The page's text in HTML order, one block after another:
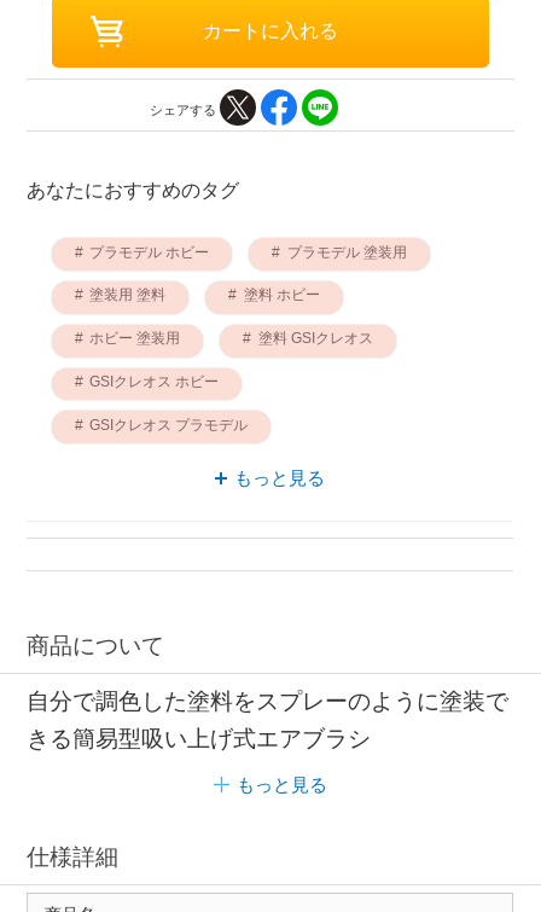
シェアする
あなたにおすすめのタグ
プラモデル ホビー プラモデル 塗装用
塗装用 塗料 塗料 ホビー
ホビー 塗装用 塗料 GSIクレオス
GSIクレオス ホビー
GSIクレオス プラモデル
塗装用 ブラシ
もっと見る
商品について
自分で調色した塗料をスプレーのように塗装で
きる簡易型吸い上げ式エアブラシ
もっと見る
仕様詳細